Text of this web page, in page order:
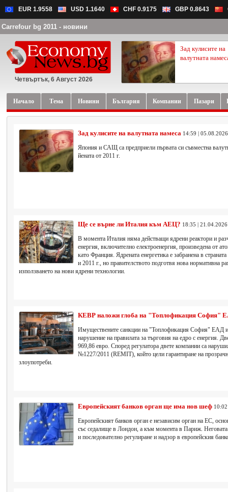
EUR 1.9558 USD 1.1640 CHF 0.9175 GBP 0.8643
Carrefour bg 2011 - новини
Четвъртък, 6 Август 2026
Зад кулисите на
валутната
Начало Тема Новини България Компании Пазари
Зад кулисите на валутната намеса 14:59 |
Япония и САЩ са предприели първата си съвместна
йената от 2011 г.
Ще се върне ли Италия към АЕЦ? 18:35 |
В момента Италия няма действащи ядрени реактори и
енергия, включително електроенергия, произведена от
като Франция. Ядрената енергетика е забранена в
и 2011 г., но правителството подготвя нова нормативна
използването на нови ядрени технологии.
КЕВР наложи глоба на "Топлофикация София"
Имуществените санкции на "Топлофикация София" ЕАД
нарушение на правилата за търговия на едро с енергия.
969,86 евро. Според регулатора двете компании са
№1227/2011 (REMIT), който цели гарантиране на
злоупотреби.
Европейският банков орган ще има нов шеф
Европейският банков орган е независим орган на ЕС,
със седалище в Лондон, а към момента в Париж. Неговата
и последователно регулиране и надзор в европейския